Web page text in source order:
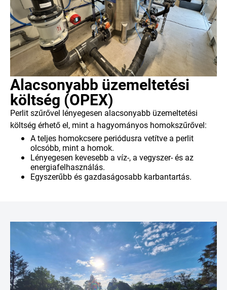
Alacsonyabb üzemeltetési
költség (OPEX)
Perlit szűrővel lényegesen alacsonyabb üzemeltetési
költség érhető el, mint a hagyományos homokszűrővel:
A teljes homokcsere periódusra vetítve a perlit
olcsóbb, mint a homok.
Lényegesen kevesebb a víz-, a vegyszer-és az
energiafelhasználás.
Egyszerűbb ésgazdaságosabb karbantartás.